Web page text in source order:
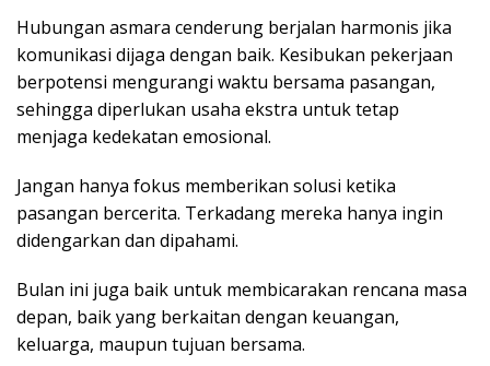
Hubungan asmara cenderung berjalan harmonis jika
komunikasi dijaga dengan baik. Kesibukan pekerjaan
berpotensi mengurangi waktu bersama pasangan,
sehingga diperlukan usaha ekstra untuk tetap
menjaga kedekatan emosional.
Jangan hanya fokus memberikan solusi ketika
pasangan bercerita. Terkadang mereka hanya ingin
didengarkan dan dipahami.
Bulan ini juga baik untuk membicarakan rencana masa
depan, baik yang berkaitan dengan keuangan,
keluarga, maupun tujuan bersama.